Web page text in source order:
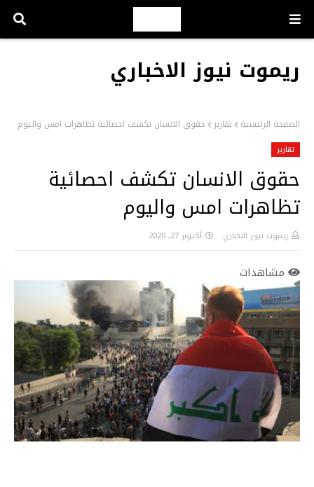
ريموت نيوز الاخباري
الصفحة الرئيسية تقارير حقوق الانسان تكشف احصائية تظاهرات امس واليوم
تقارير
حقوق الانسان تكشف احصائية
تظاهرات امس واليوم
ريموت نيوز الاخباري أكتوبر 27, 2020
مشاهدات